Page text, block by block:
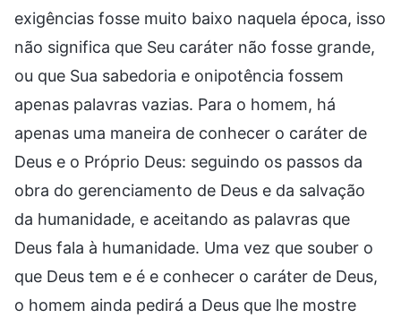
exigências fosse muito baixo naquela época, isso
não significa que Seu caráter não fosse grande,
ou que Sua sabedoria e onipotência fossem
apenas palavras vazias. Para o homem, há
apenas uma maneira de conhecer o caráter de
Deus e o Próprio Deus: seguindo os passos da
obra do gerenciamento de Deus e da salvação
da humanidade, e aceitando as palavras que
Deus fala à humanidade. Uma vez que souber o
que Deus tem e é e conhecer o caráter de Deus,
o homem ainda pedirá a Deus que lhe mostre